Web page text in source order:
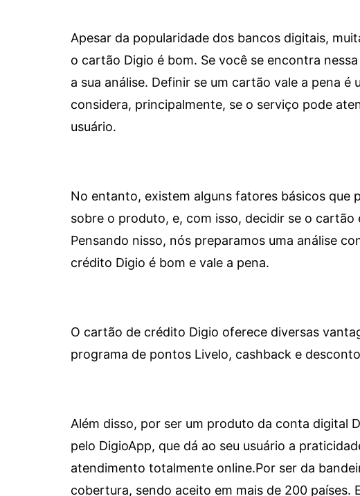
Apesar da popularidade dos bancos digitais,
o cartão Digio é bom. Se você se encontra
a sua análise. Definir se um cartão vale a pena é
considera, principalmente, se o serviço pode
usuário.
No entanto, existem alguns fatores básicos que
sobre o produto, e, com isso, decidir se o
Pensando nisso, nós preparamos uma análise
crédito Digio é bom e vale a pena.
O cartão de crédito Digio oferece diversas
programa de pontos Livelo, cashback e
Além disso, por ser um produto da conta digital
pelo DigioApp, que dá ao seu usuário a
atendimento totalmente online.Por ser da
cobertura, sendo aceito em mais de 200 países.